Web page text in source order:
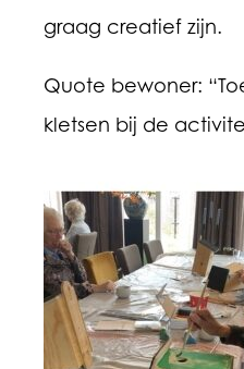
graag creatief zijn.
Quote bewoner:
kletsen bij de